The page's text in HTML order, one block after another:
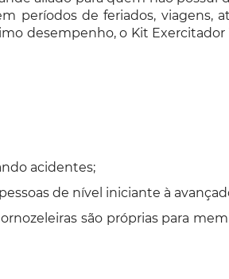
períodos de feriados, viagens,
desempenho, o Kit
acidentes;
de nível iniciante à
são próprias para